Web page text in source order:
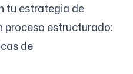
tu estrategia de
proceso estructurado:
de